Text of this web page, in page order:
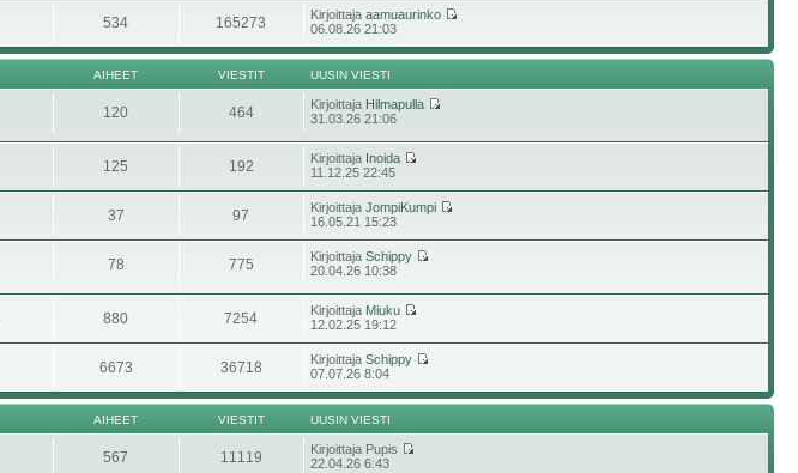
534 165273 Kirjoittajaaamuaurinko
06.08.26 21:03
AIHEET VIESTIT UUSIN VIESTI
120 464 Kirjoittaja Hilmapulla
31.03.26 21:06
125 192 Kirjoittaja Inoida
11.12.25 22:45
37 97 KirjoittajaJompiKumpi
16.05.21 15:23
78 775 KirjoittajaSchippy
20.04.26 10:38
880 7254 Kirjoittaja Miuku
12.02.25 19:12
6673 36718 KirjoittajaSchippy
07.07.26 8:04
AIHEET VIESTIT UUSIN VIESTI
567 11119
Kirjoittaja Pupis
22.04.26 6:43